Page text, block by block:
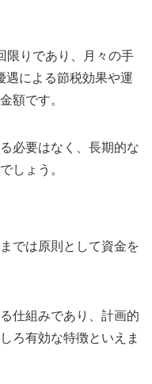
限りであり、月々の手
遇による節税効果や運
額です。
必要はなく、長期的な
しょう。
では原則として資金を
仕組みであり、計画的
ろ有効な特徴といえま